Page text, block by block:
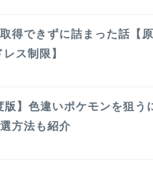
取得できずに詰まった話【
ス制限】
版】色違いポケモンを狙う
方法も紹介